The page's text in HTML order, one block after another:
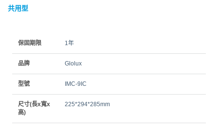
共用型
保固期限 1年
品牌 Glolux
型號 IMC-9IC
尺寸(長x寬x
高)
225*294*285mm